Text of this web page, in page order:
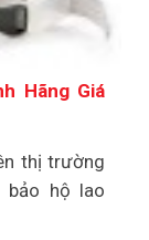
Hãng Giá
thị trường
bảo hộ lao